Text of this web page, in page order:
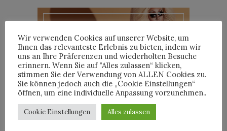
TRIXIE MATTEL IM
INTERVIEW
Wir verwenden Cookies auf unserer Website, um
Ihnen das relevanteste Erlebnis zu bieten, indem wir
uns an Ihre Präferenzen und wiederholten Besuche
erinnern. Wenn Sie auf "Alles zulassen“ klicken,
stimmen Sie der Verwendung von ALLEN Cookies zu.
Sie können jedoch auch die „Cookie Einstellungen“
öffnen, um eine individuelle Anpassung vorzunehmen..
Cookie Einstellungen Alles zulassen